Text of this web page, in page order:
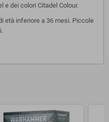
e dei colori Citadel Colour.
età inferiore a 36 mesi. Piccole